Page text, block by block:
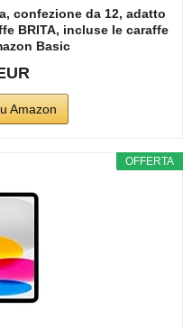
confezione da 12, adatto
BRITA, incluse le caraffe
Basic
Amazon
OFFERTA